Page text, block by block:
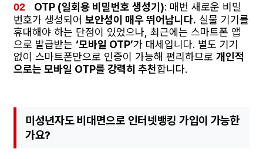
OTP (일회용 비밀번호 생성기): 매번 새로운 비밀
번호가 생성되어 보안성이 매우 뛰어납니다. 실물 기기를
휴대해야 하는 단점이 있었으나, 최근에는 스마트폰 앱
으로 발급받는 ‘모바일 OTP’가 대세입니다. 별도 기기
없이 스마트폰만으로 인증이 가능해 편리하므로 개인적
으로는 모바일 OTP를 강력히 추천합니다.
미성년자도 비대면으로 인터넷뱅킹 가입이 가능한
가요?